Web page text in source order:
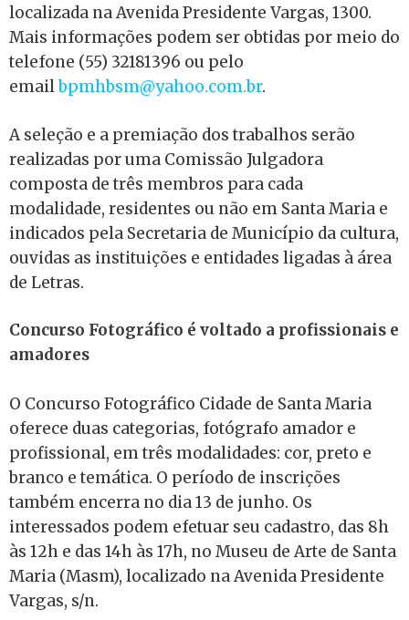
localizada na Avenida Presidente Vargas, 1300.
Mais informações podem ser obtidas por meio do
telefone (55) 32181396 ou pelo
emailbpmhbsm@yahoo.com.br.
A seleção e a premiação dos trabalhos serão
realizadas por uma Comissão Julgadora
composta de três membros para cada
modalidade, residentes ou não em Santa Maria e
indicados pela Secretaria de Município da cultura,
ouvidas as instituições e entidades ligadas à área
de Letras.
Concurso Fotográfico é voltado a profissionais e
amadores
O Concurso Fotográfico Cidade de Santa Maria
oferece duas categorias, fotógrafo amador e
profissional, em três modalidades: cor, preto e
branco e temática. O período de inscrições
também encerra no dia 13 de junho. Os
interessados podem efetuar seu cadastro, das 8h
às 12h e das 14h às 17h, no Museu de Arte de Santa
Maria (Masm), localizado na Avenida Presidente
Vargas, s/n.